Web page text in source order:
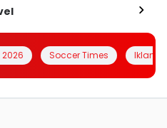
Soccer Times Iklanin